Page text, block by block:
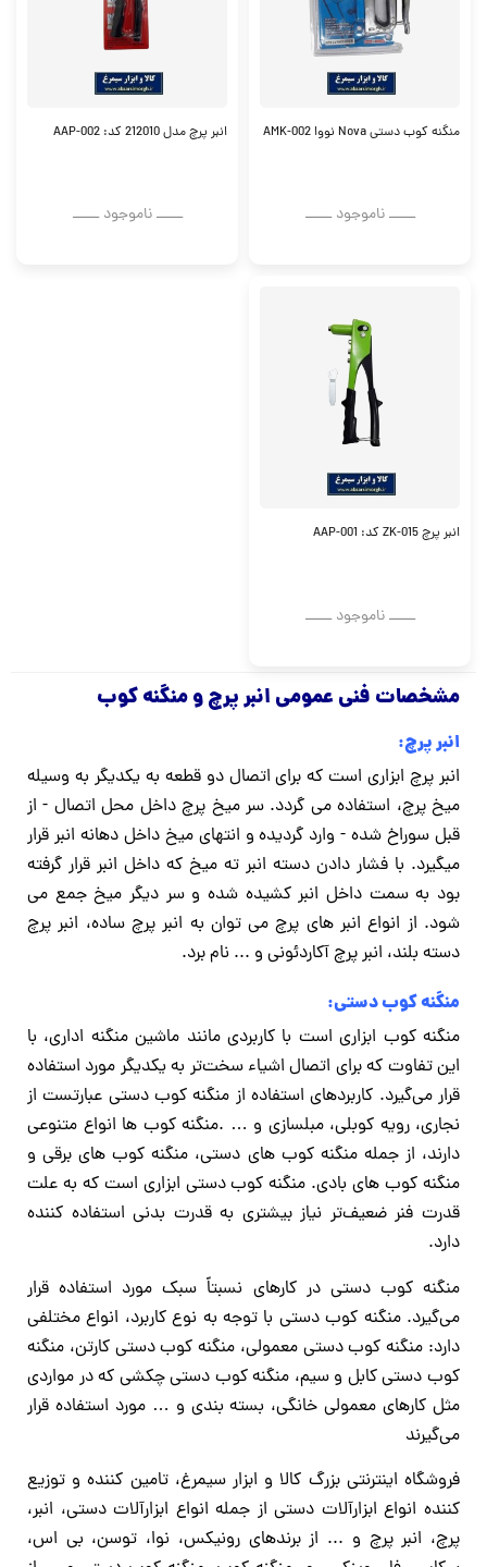
منگنه کوب دستی Nova نووا AMK-002
ــــــ ناموجود ــــــ
انبر پرچ مدل 212010 کد: AAP-002
ــــــ ناموجود ــــــ
انبر پرچ ZK-015 کد: AAP-001
ــــــ ناموجود ــــــ
مشخصات فنی عمومی انبر پرچ و منگنه کوب
انبر پرچ:
انبر پرچ ابزاری است که برای اتصال دو قطعه به یکدیگر به وسیله
میخ پرچ، استفاده می گردد. سر میخ پرچ داخل محل اتصال - از
قبل سوراخ شده - وارد گردیده و انتهای میخ داخل دهانه انبر قرار
میگیرد. با فشار دادن دسته انبر ته میخ که داخل انبر قرار گرفته
بود به سمت داخل انبر کشیده شده و سر دیگر میخ جمع می
شود. از انواع انبر های پرچ می توان به انبر پرچ ساده، انبر پرچ
دسته بلند، انبر پرچ آکاردئونی و ... نام برد.
منگنه کوب دستی:
منگنه کوب ابزاری است با کاربردی مانند ماشین منگنه اداری، با
این تفاوت که برای اتصال اشیاء سخت‌تر به یکدیگر مورد استفاده
قرار می‌گیرد. کاربردهای استفاده از منگنه کوب دستی عبارتست از
نجاری، رویه کوبلی، مبلسازی و … .منگنه کوب ‌ها انواع متنوعی
دارند، از جمله منگنه کوب های دستی، منگنه کوب های برقی و
منگنه کوب های بادی. منگنه کوب دستی ابزاری است که به علت
قدرت فنر ضعیف‌تر نیاز بیشتری به قدرت بدنی استفاده کننده
دارد.
منگنه کوب دستی در کارهای نسبتاً سبک مورد استفاده قرار
می‌گیرد. منگنه کوب دستی با توجه به نوع کاربرد، انواع مختلفی
دارد: منگنه‌ کوب دستی معمولی، منگنه کوب دستی کارتن، منگنه
کوب دستی کابل و سیم، منگنه کوب دستی چکشی که در مواردی
مثل کارهای معمولی خانگی، بسته بندی و … مورد استفاده قرار
می‌گیرند
فروشگاه اینترنتی بزرگ کالا و ابزار سیمرغ، تامین کننده و توزیع
کننده انواع ابزارآلات دستی از جمله انواع ابزارآلات دستی، انبر،
پرچ، انبر پرچ و ... از برندهای رونیکس، نوا، توسن، بی اس،